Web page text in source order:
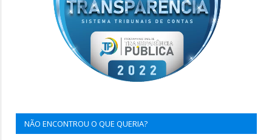
NÃO ENCONTROU O QUE QUERIA?